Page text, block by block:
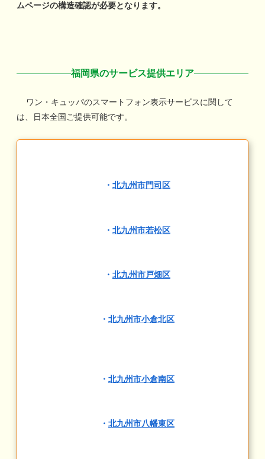
ムページの構造確認が必要となります。
福岡県のサービス提供エリア
ワン・キュッパのスマートフォン表示サービスに関して
は、日本全国ご提供可能です。
・ 北九州市門司区
・ 北九州市若松区
・ 北九州市戸畑区
・ 北九州市小倉北区
・ 北九州市小倉南区
・ 北九州市八幡東区